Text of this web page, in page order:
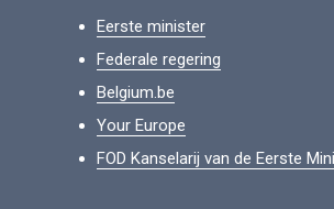
Eerste minister
Federale regering
Belgium.be
Your Europe
FOD Kanselarij van de Eerste